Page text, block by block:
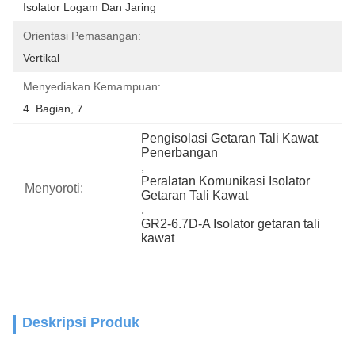
Isolator Logam Dan Jaring
Orientasi Pemasangan:
Vertikal
Menyediakan Kemampuan:
4. Bagian, 7
Menyoroti:
Pengisolasi Getaran Tali Kawat
Penerbangan
,
Peralatan Komunikasi Isolator
Getaran Tali Kawat
,
GR2-6.7D-A Isolator getaran tali
kawat
Deskripsi Produk